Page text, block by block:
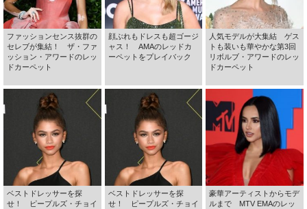
ファッションセンス抜群の
セレブが集結！ ザ・ファ
ッション・アワードのレッ
ドカーペット
顔ぶれもドレスも超ゴージ
ャス！ AMAのレッドカ
ーペットをプレイバック
人気モデルが大集結 ゲス
トも装いも華やかな第3回
リボルブ・アワードのレッ
ドカーペット
ベストドレッサーを探
せ！ ピープルズ・チョイ
ベストドレッサーを探
せ！ ピープルズ・チョイ
豪華アーティストからモデ
ルまで MTV EMAのレッ